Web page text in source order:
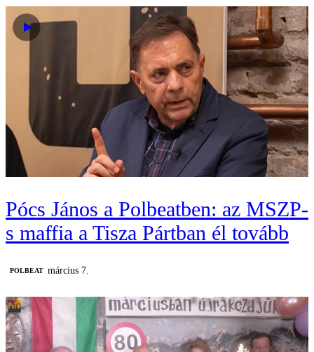
Pócs János a Polbeatben: az MSZP-
s maffia a Tisza Pártban él tovább
‎POLBEAT március 7.